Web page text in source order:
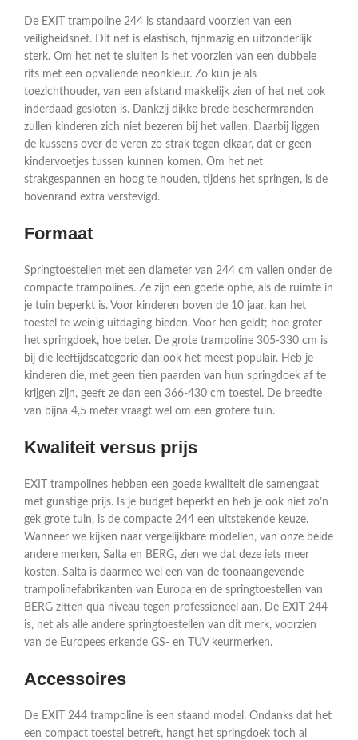
De EXIT trampoline 244 is standaard voorzien van een
veiligheidsnet. Dit net is elastisch, fijnmazig en uitzonderlijk
sterk. Om het net te sluiten is het voorzien van een dubbele
rits met een opvallende neonkleur. Zo kun je als
toezichthouder, van een afstand makkelijk zien of het net ook
inderdaad gesloten is. Dankzij dikke brede beschermranden
zullen kinderen zich niet bezeren bij het vallen. Daarbij liggen
de kussens over de veren zo strak tegen elkaar, dat er geen
kindervoetjes tussen kunnen komen. Om het net
strakgespannen en hoog te houden, tijdens het springen, is de
bovenrand extra verstevigd.
Formaat
Springtoestellen met een diameter van 244 cm vallen onder de
compacte trampolines. Ze zijn een goede optie, als de ruimte in
je tuin beperkt is. Voor kinderen boven de 10 jaar, kan het
toestel te weinig uitdaging bieden. Voor hen geldt; hoe groter
het springdoek, hoe beter. De grote trampoline 305-330 cm is
bij die leeftijdscategorie dan ook het meest populair. Heb je
kinderen die, met geen tien paarden van hun springdoek af te
krijgen zijn, geeft ze dan een 366-430 cm toestel. De breedte
van bijna 4,5 meter vraagt wel om een grotere tuin.
Kwaliteit versus prijs
EXIT trampolines hebben een goede kwaliteit die samengaat
met gunstige prijs. Is je budget beperkt en heb je ook niet zo’n
gek grote tuin, is de compacte 244 een uitstekende keuze.
Wanneer we kijken naar vergelijkbare modellen, van onze beide
andere merken, Salta en BERG, zien we dat deze iets meer
kosten. Salta is daarmee wel een van de toonaangevende
trampolinefabrikanten van Europa en de springtoestellen van
BERG zitten qua niveau tegen professioneel aan. De EXIT 244
is, net als alle andere springtoestellen van dit merk, voorzien
van de Europees erkende GS- en TUV keurmerken.
Accessoires
De EXIT 244 trampoline is een staand model. Ondanks dat het
een compact toestel betreft, hangt het springdoek toch al